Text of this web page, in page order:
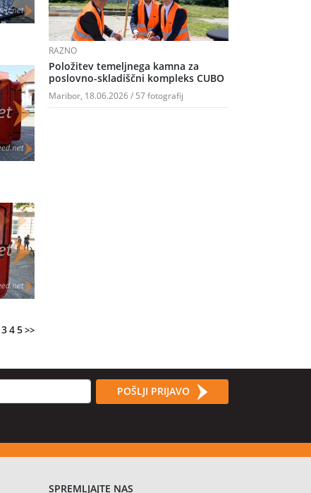
345>>
RAZNO
Položitev temeljnega kamna za
poslovno-skladiščni kompleks CUBO
Maribor, 18.06.2026 / 57 fotografij
POŠLJI PRIJAVO
SPREMLJAJTE NAS